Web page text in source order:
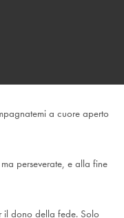
a cuore aperto
perseverate, e alla fine
il dono della fede. Solo